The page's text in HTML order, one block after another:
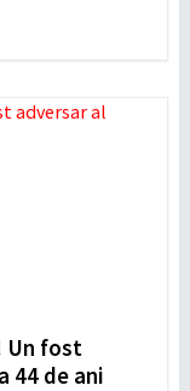
Un fost
44 de ani